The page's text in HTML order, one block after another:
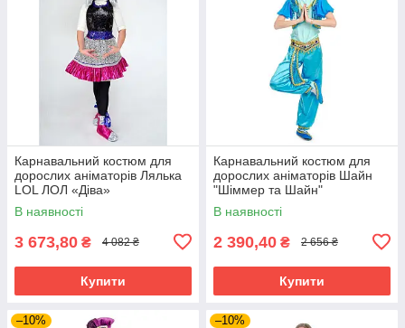
Карнавальний костюм для
дорослих аніматорів Лялька
LOL ЛОЛ «Діва»
В наявності
3 673,80 ₴ 4 082 ₴
Купити
Карнавальний костюм для
дорослих аніматорів Шайн
"Шіммер та Шайн"
В наявності
2 390,40 ₴ 2 656 ₴
Купити
–10% –10%